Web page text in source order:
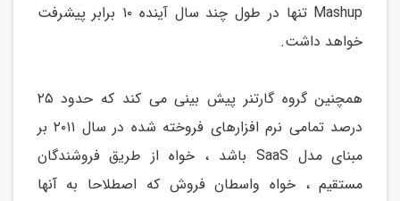
Mashup تنها در طول چند سال آینده ۱۰ برابر پیشرفت
خواهد داشت.
همچنین گروه گارتنر پیش بینی می کند که حدود ۲۵
درصد تمامی نرم افزارهای فروخته شده در سال ۲۰۱۱ بر
مبنای مدل SaaS باشد ، خواه از طریق فروشندگان
مستقیم ، خواه واسطان فروش که اصطلاحا به آنها